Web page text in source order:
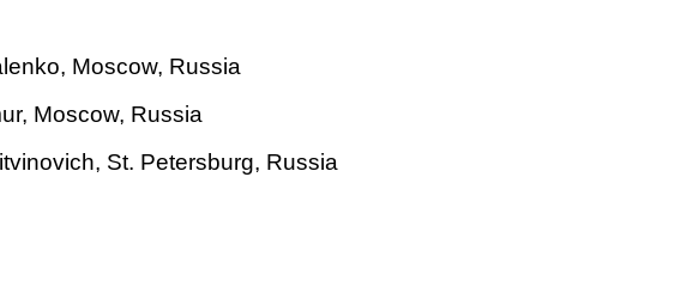
Moscow, Russia
Moscow, Russia
St. Petersburg, Russia